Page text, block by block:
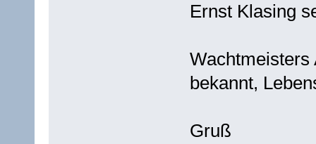
Ernst Klasing
Wachtmeisters
bekannt,
Gruß